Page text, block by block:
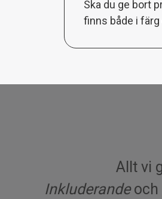
Ska du ge bort
finns både i
Allt vi
Inkluderandeoch